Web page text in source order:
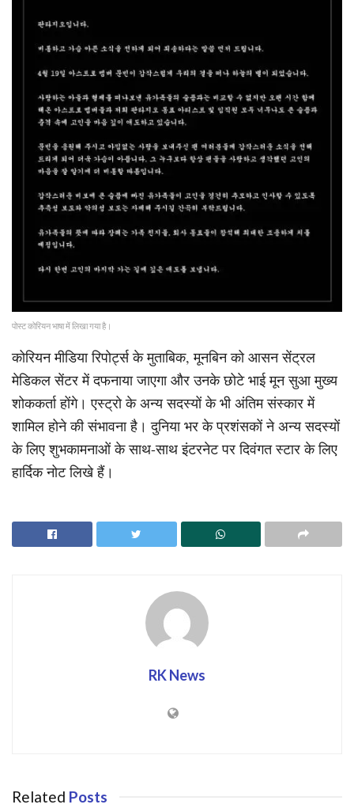
पोस्ट कोरियन भाषा में लिखा गया है।
कोरियन मीडिया रिपोर्ट्स के मुताबिक, मूनबिन को आसन सेंट्रल
मेडिकल सेंटर में दफनाया जाएगा और उनके छोटे भाई मून सुआ मुख्य
शोककर्ता होंगे। एस्ट्रो के अन्य सदस्यों के भी अंतिम संस्कार में
शामिल होने की संभावना है। दुनिया भर के प्रशंसकों ने अन्य सदस्यों
के लिए शुभकामनाओं के साथ-साथ इंटरनेट पर दिवंगत स्टार के लिए
हार्दिक नोट लिखे हैं।
RK News
Related Posts